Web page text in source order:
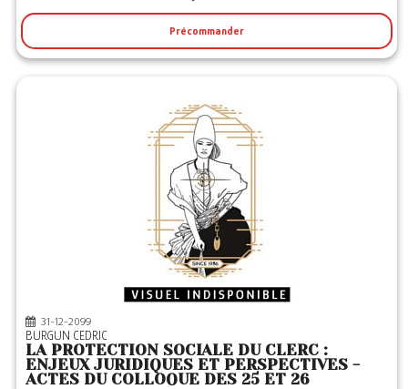
Précommander
31-12-2099
BURGUN CEDRIC
LA PROTECTION SOCIALE DU CLERC :
ENJEUX JURIDIQUES ET PERSPECTIVES -
ACTES DU COLLOQUE DES 25 ET 26